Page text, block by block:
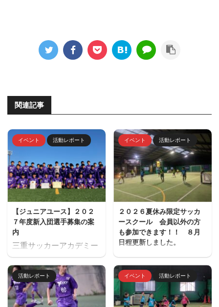
関連記事
イベント 活動レポート
【ジュニアユース】２０２
７年度新入団選手募集の案
内
三重サッカーアカデミー
ジュニアユース（中学生
のチーム）の２０２７年
度の新入団選手対象の体
験練習会を開催します。
ご興味のある方はぜひご
イベント 活動レポート
２０２６夏休み限定サッカ
ースクール 会員以外の方
も参加できます！！ ８月
日程更新しました。
夏休み期間、屋内フット
サル場「フットサーカス
鈴鹿」でミニサッカー中
心のストリートサッカー
的サッカースクールを開
活動レポート イベント 活動レポート